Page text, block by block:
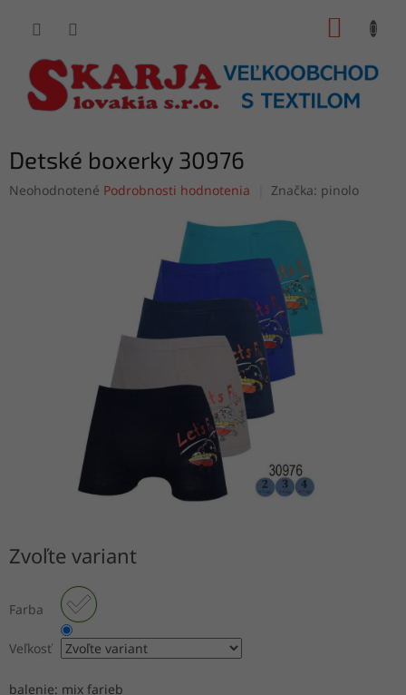
Detské boxerky 30976
Priemerné
Neohodnotené Podrobnosti hodnotenia Značka: pinolo
Zvoľte variant
Farba
Veľkosť
balenie: mix farieb